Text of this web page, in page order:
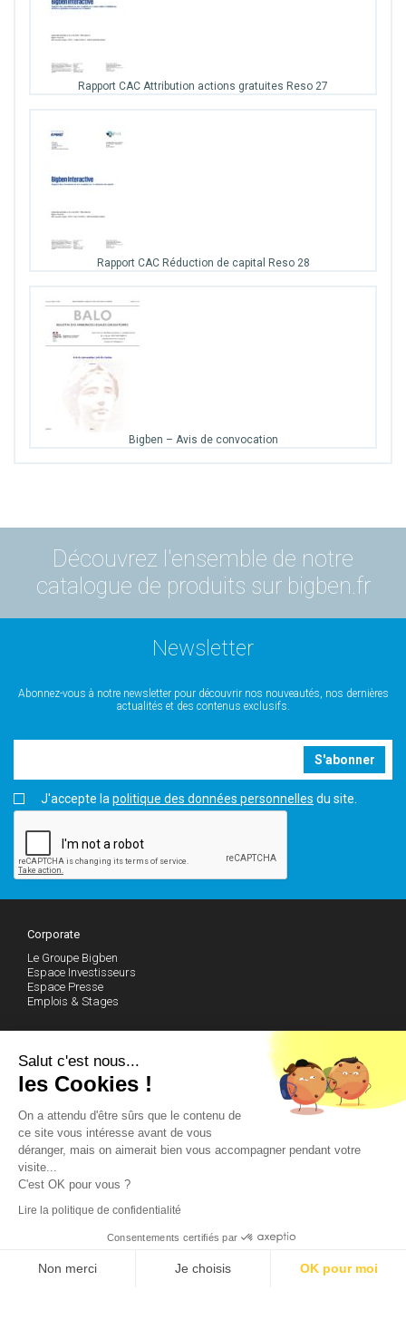
Rapport CAC Attribution actions gratuites Reso 27
Rapport CAC Réduction de capital Reso 28
Bigben – Avis de convocation
Découvrez l'ensemble de notre
catalogue de produits sur bigben.fr
Newsletter
Abonnez-vous à notre newsletter pour découvrir nos nouveautés, nos dernières
actualités et des contenus exclusifs.
S'abonner
J'accepte la politique des données personnelles du site.
Corporate
Le Groupe Bigben
Espace Investisseurs
Espace Presse
Emplois & Stages
Produits à venir
Le Blog de Bigben
Support technique
Communauté
Club des Actionnaires
Facebook
Instagram
Contactez-nous
Salut c'est nous...
les Cookies !
On a attendu d'être sûrs que le contenu de
ce site vous intéresse avant de vous
déranger, mais on aimerait bien vous accompagner pendant votre
visite...
C'est OK pour vous ?
Lire la politique de confidentialité
Consentements certifiés par
Non merci Je choisis OK pour moi